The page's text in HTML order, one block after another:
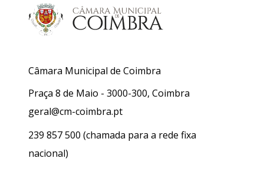
Câmara Municipal de Coimbra
Praça 8 de Maio - 3000-300, Coimbra
geral@cm-coimbra.pt
239 857 500 (chamada para a rede fixa
nacional)